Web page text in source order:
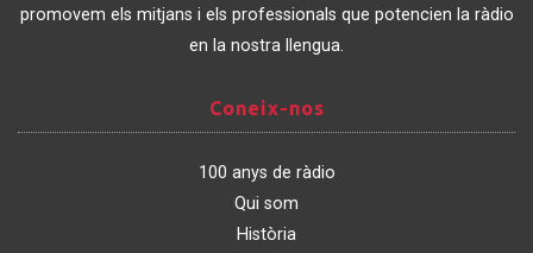
promovem els mitjans i els professionals que potencien la ràdio
en la nostra llengua.
nos
Coneix-nos
100 anys de ràdio
Qui som
Història